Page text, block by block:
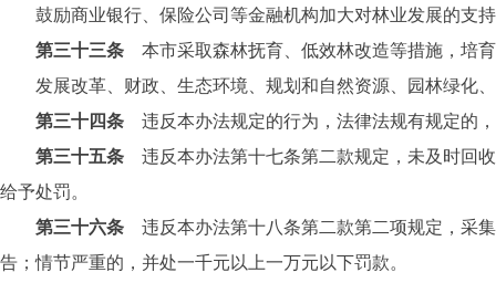
鼓励商业银行、保险公司等金融机构加大对林业发展的支
第三十三条 本市采取森林抚育、低效林改造等措施，培
发展改革、财政、生态环境、规划和自然资源、园林绿化、
第三十四条 违反本办法规定的行为，法律法规有规定的
第三十五条 违反本办法第十七条第二款规定，未及时回
给予处罚。
第三十六条 违反本办法第十八条第二款第二项规定，采
告；情节严重的，并处一千元以上一万元以下罚款。